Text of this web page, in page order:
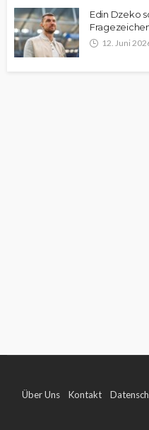
Edin Dzeko
12. Juni
Über Uns Kontakt